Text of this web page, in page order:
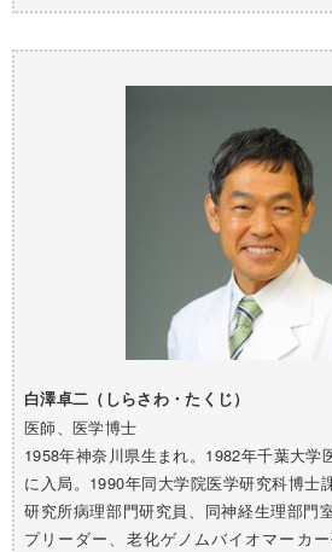
白澤卓二（しらさわ・たくじ）
医師、医学博士
1958年神奈川県生まれ。1982年千葉大学
に入局。1990年同大学院医学研究科博士
研究所病理部門研究員、同神経生理部門
プリーダー、老化ゲノムバイオマーカ